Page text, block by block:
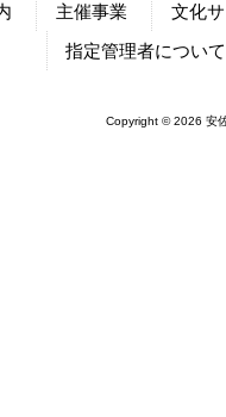
主催事業
文化
指定管理者について
Copyright © 2026 安